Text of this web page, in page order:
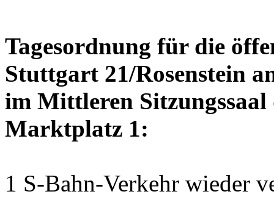
Tagesordnung für die
Stuttgart 21/Rosenstein
im Mittleren Sitzungssaal
Marktplatz 1:
1 S-Bahn-Verkehr wieder